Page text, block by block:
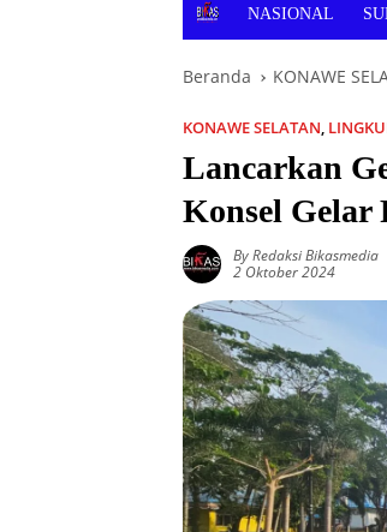
B
I
A
NASIONAL
Beranda KONAWE
KONAWE SELATAN,
Lancarkan
Konsel Gelar
By Redaksi Bikasmedia
2 Oktober 2024